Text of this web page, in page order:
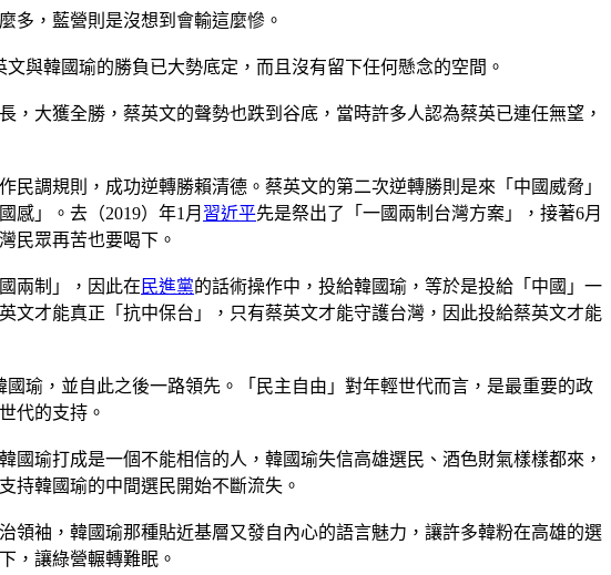
多，藍營則是沒想到會輸這麼慘。
文與韓國瑜的勝負已大勢底定，而且沒有留下任何懸念的空間。
，大獲全勝，蔡英文的聲勢也跌到谷底，當時許多人認為蔡英已連任無望，
民調規則，成功逆轉勝賴清德。蔡英文的第二次逆轉勝則是來「中國威脅」
感」。去（2019）年1月 習近平先是祭出了「一國兩制台灣方案」，接著6月
民眾再苦也要喝下。
兩制」，因此在 民進黨的話術操作中，投給韓國瑜，等於是投給「中國」一
才能真正「抗中保台」，只有蔡英文才能守護台灣，因此投給蔡英文才能
瑜，並自此之後一路領先。「民主自由」對年輕世代而言，是最重要的政
代的支持。
瑜打成是一個不能相信的人，韓國瑜失信高雄選民、酒色財氣樣樣都來，
持韓國瑜的中間選民開始不斷流失。
袖，韓國瑜那種貼近基層又發自內心的語言魅力，讓許多韓粉在高雄的選
，讓綠營輾轉難眠。